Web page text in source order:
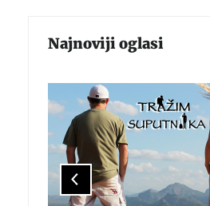
Najnoviji oglasi